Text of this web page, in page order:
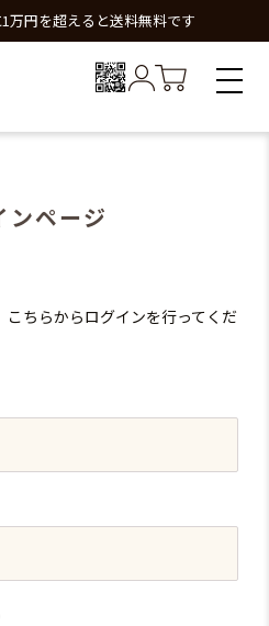
万円を超えると送料無料です
ンページ
ちらからログインを行ってくだ